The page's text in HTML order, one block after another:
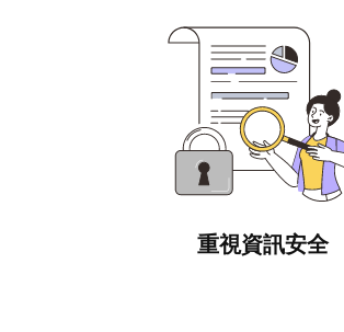
重視資訊安全